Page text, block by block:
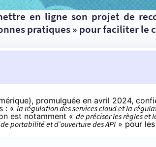
en ligne son projet de
pratiques » pour faciliter le
promulguée en avril 2024,
: « la régulation des services cloud et la
est notamment « de préciser les règles et
portabilité et d’ouverture des API » pour